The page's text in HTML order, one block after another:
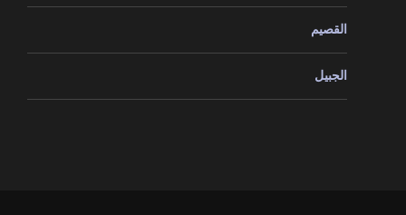
القصيم
الجبيل